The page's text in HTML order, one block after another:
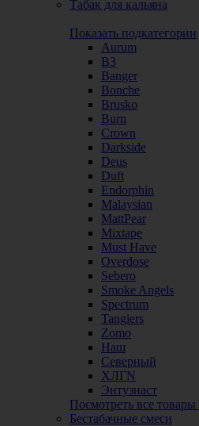
Табак для кальяна
Показать подкатегории
Aurum
B3
Banger
Bonche
Brusko
Burn
Crown
Darkside
Deus
Duft
Endorphin
Malaysian
MattPear
Mixtape
Must Have
Overdose
Sebero
Smoke Angels
Spectrum
Tangiers
Zomo
Наш
Северный
ХЛГN
Энтузиаст
Посмотреть все товары
Бестабачные смеси